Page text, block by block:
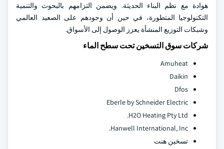
هوادة مع نظم البناء الحديثة. ويضمن التزامهم بالبحوث والتنمية
التكنولوجيا المتطورة، في حين أن وجودهم على الصعيد العالمي
وشبكات التوزيع المنشأة يعزز الوصول إلى الأسواق.
شركات سوق التسخين تحت سطح الماء
Amuheat
Daikin
Dfos
Eberle by Schneider Electric
H2O Heating Pty Ltd.
Hanwell International, Inc.
تسخين هنت